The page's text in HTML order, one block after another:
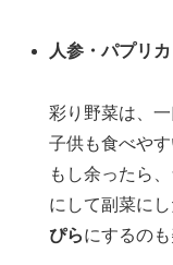
人参・パプリカ
彩り野菜は、
子供も食べや
もし余ったら、
にして副菜に
ぴらにするのも